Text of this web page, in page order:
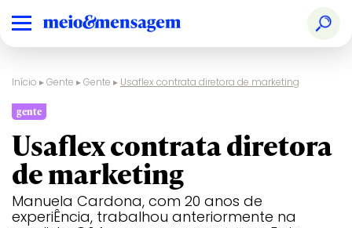
Início ▸Gente ▸Gente ▸ Usaflex contrata diretora de marketing
gente
Usaflex contrata diretora
de marketing
Manuela Cardona, com 20 anos de
experiÊncia, trabalhou anteriormente na